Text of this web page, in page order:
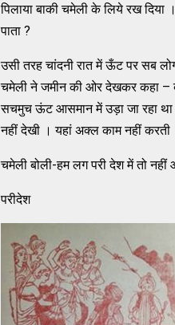
पिलाया बाकी चमेली के लिये रख
पाता ?
उसी तरह चांदनी रात में ऊँट पर सब
चमेली ने जमीन की ओर देखकर कहा –
सचमुच ऊंट आसमान में उड़ा जा रहा
नहीं देखी । यहां अक्ल काम नहीं करती
चमेली बोली-हम लग परी देश में तो
परीदेश